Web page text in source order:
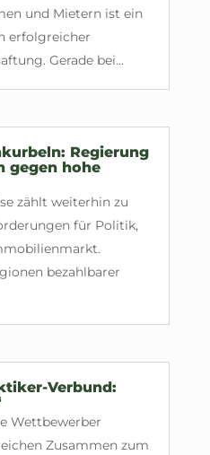
und Mietern ist ein
erfolgreicher
Gerade bei...
Regierung
gegen hohe
zählt weiterhin zu
für Politik,
bezahlbarer
Verbund:
Wettbewerber
Zusammen zum